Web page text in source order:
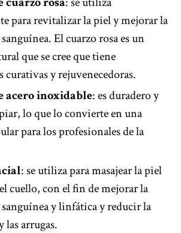
para revitalizar la piel y mejorar la
El cuarzo rosa es un
que se cree que tiene
curativas y rejuvenecedoras.
acero inoxidable: es duradero y
lo que lo convierte en una
para los profesionales de la
: se utiliza para masajear la piel
cuello, con el fin de mejorar la
y linfática y reducir la
las arrugas.